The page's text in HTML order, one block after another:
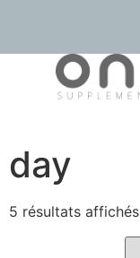
day
5 résultats affichés